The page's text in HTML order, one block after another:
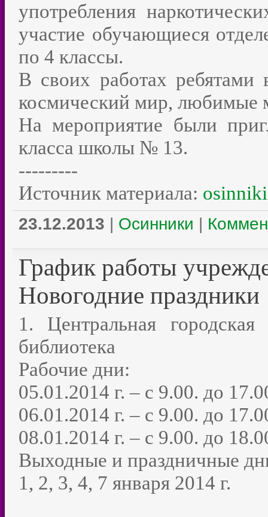
употребления
участие обучающиеся
по 4 классы.
В своих работах ребятами
космический мир, любимые
На мероприятие были
класса школы № 13.
---------
Источник материала:
23.12.2013 | Осинники |
График работы
Новогодние праздники
1. Центральная городская
библиотека
Рабочие дни:
05.01.2014 г. – с 9.00. до
06.01.2014 г. – с 9.00. до
08.01.2014 г. – с 9.00. до
Выходные и праздничные
1, 2, 3, 4, 7 января 2014 г.